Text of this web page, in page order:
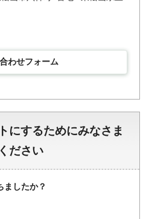
わせフォーム
にするためにみなさま
ださい
ましたか？